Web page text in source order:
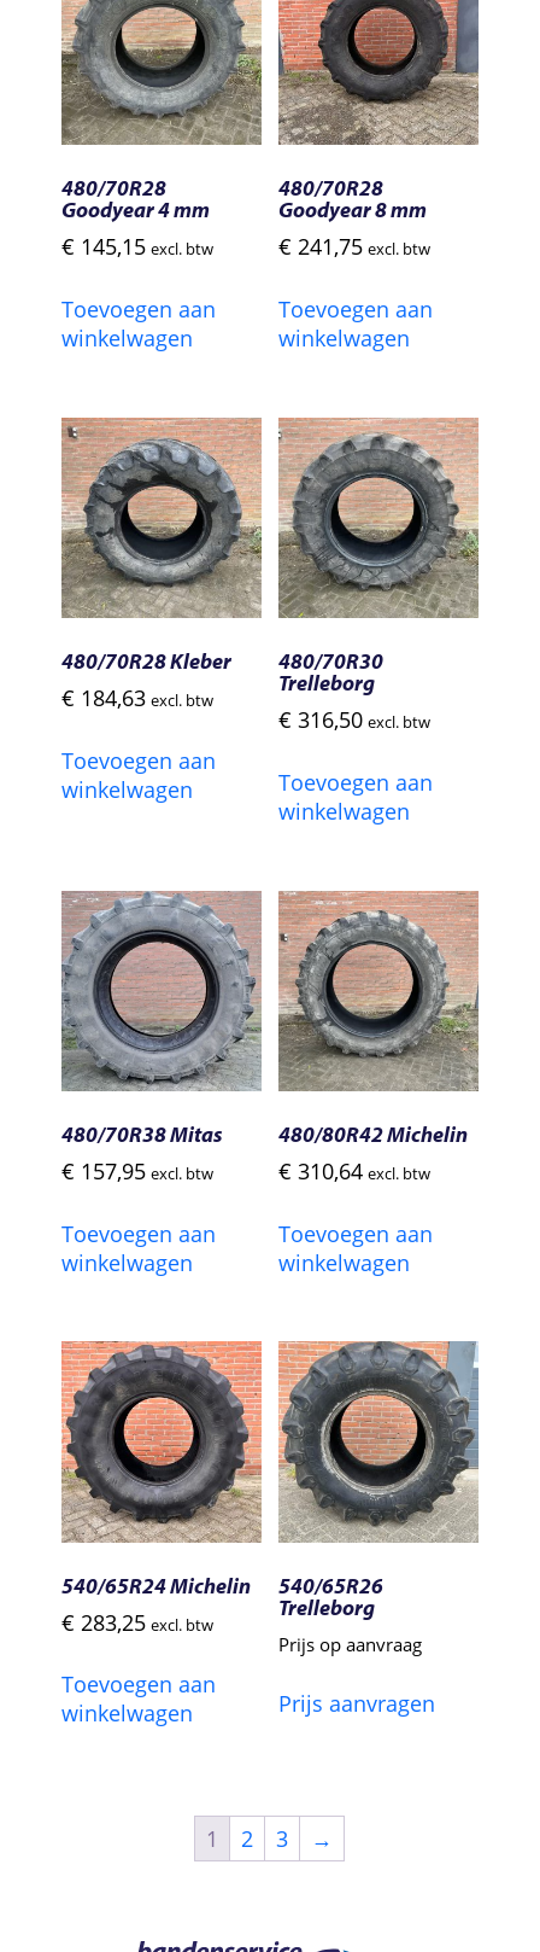
480/70R28
Goodyear 4 mm
€ 145,15 excl. btw
Toevoegen aan
winkelwagen
480/70R28
Goodyear 8 mm
€ 241,75 excl. btw
Toevoegen aan
winkelwagen
480/70R28 Kleber
€ 184,63 excl. btw
Toevoegen aan
winkelwagen
480/70R30
Trelleborg
€ 316,50 excl. btw
Toevoegen aan
winkelwagen
480/70R38 Mitas
€ 157,95 excl. btw
Toevoegen aan
winkelwagen
480/80R42 Michelin
€ 310,64 excl. btw
Toevoegen aan
winkelwagen
540/65R24 Michelin
€ 283,25 excl. btw
Toevoegen aan
winkelwagen
540/65R26
Trelleborg
Prijs op aanvraag
Prijs aanvragen
1 2 3 →